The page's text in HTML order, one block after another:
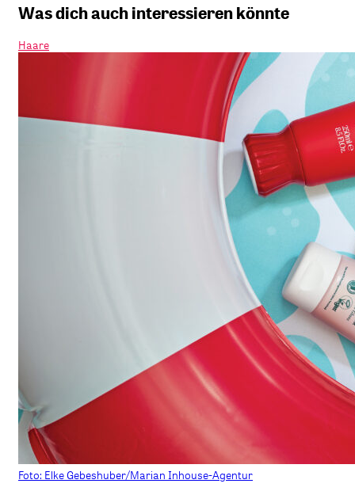
Was dich auch interessieren könnte
Haare
Foto: Elke Gebeshuber/Marian Inhouse-Agentur